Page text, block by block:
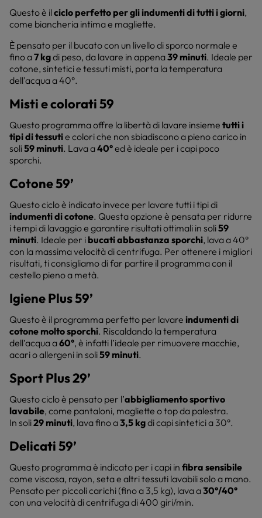
Questo è ilciclo perfetto per gli indumenti di tutti i giorni,
come biancheria intima e magliette.
È pensato per il bucato con un livello di sporco normale e
fino a7 kgdi peso, da lavare in appena39 minuti. Ideale per
cotone, sintetici e tessuti misti, porta la temperatura
dell'acqua a 40°.
Misti e colorati 59
Questo programma offre la libertà di lavare insieme tutti i
tipi di tessutie colori che non sbiadiscono a pieno carico in
soli59 minuti. Lava a40°ed è ideale per i capi poco
sporchi.
Cotone 59’
Questo ciclo è indicato invece per lavare tutti i tipi di
indumenti di cotone. Questa opzione è pensata per ridurre
i tempi di lavaggio e garantire risultati ottimali in soli59
minuti. Ideale per i bucati abbastanza sporchi, lava a 40°
con la massima velocità di centrifuga. Per ottenere i migliori
risultati, ti consigliamo di far partire il programma con il
cestello pieno a metà.
Igiene Plus 59’
Questo è il programma perfetto per lavare indumenti di
cotone molto sporchi. Riscaldando la temperatura
dell’acqua a60°, è infatti l’ideale per rimuovere macchie,
acari o allergeni in soli59 minuti.
Sport Plus 29’
Questo ciclo è pensato per l’abbigliamento sportivo
lavabile, come pantaloni, magliette o top da palestra.
In soli29 minuti, lava fino a3,5 kgdi capi sintetici a 30°.
Delicati 59’
Questo programma è indicato per i capi in fibra sensibile
come viscosa, rayon, seta e altri tessuti lavabili solo a mano.
Pensato per piccoli carichi (fino a 3,5 kg), lava a30°/40°
con una velocità di centrifuga di 400 giri/min.